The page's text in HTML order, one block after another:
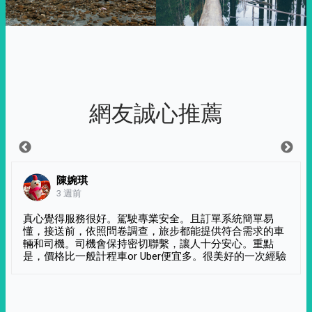
網友誠心推薦
陳婉琪
3 週前
真心覺得服務很好。駕駛專業安全。且訂單系統簡單易
懂，接送前，依照問卷調查，旅步都能提供符合需求的車
輛和司機。司機會保持密切聯繫，讓人十分安心。重點
是，價格比一般計程車or Uber便宜多。很美好的一次經驗